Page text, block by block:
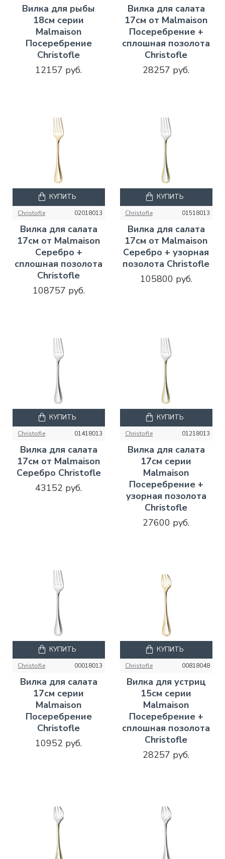
Вилка для рыбы
18см серии
Malmaison
Посеребрение
Christofle
12157 руб.
Вилка для салата
17см от Malmaison
Посеребрение +
сплошная позолота
Christofle
28257 руб.
Christofle 02018013
Вилка для салата
17см от Malmaison
Серебро +
сплошная позолота
Christofle
108757 руб.
КУПИТЬ
Christofle 01518013
Вилка для салата
17см от Malmaison
Серебро + узорная
позолота Christofle
105800 руб.
КУПИТЬ
Christofle 01418013
Вилка для салата
17см от Malmaison
Серебро Christofle
43152 руб.
КУПИТЬ
Christofle 01218013
Вилка для салата
17см серии
Malmaison
Посеребрение +
узорная позолота
Christofle
27600 руб.
КУПИТЬ
Christofle 00018013
Вилка для салата
17см серии
Malmaison
Посеребрение
Christofle
10952 руб.
КУПИТЬ
Christofle 00818048
Вилка для устриц
15см серии
Malmaison
Посеребрение +
сплошная позолота
Christofle
28257 руб.
КУПИТЬ